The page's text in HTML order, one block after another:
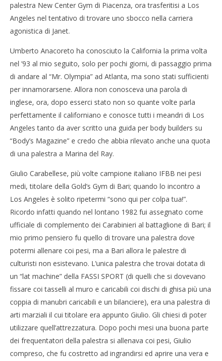
palestra New Center Gym di Piacenza, ora trasferitisi a Los
Angeles nel tentativo di trovare uno sbocco nella carriera
agonistica di Janet.
Umberto Anacoreto ha conosciuto la California la prima volta
nel ’93 al mio seguito, solo per pochi giorni, di passaggio prima
di andare al “Mr. Olympia” ad Atlanta, ma sono stati sufficienti
per innamorarsene. Allora non conosceva una parola di
inglese, ora, dopo esserci stato non so quante volte parla
perfettamente il californiano e conosce tutti i meandri di Los
Angeles tanto da aver scritto una guida per body builders su
“Body’s Magazine” e credo che abbia rilevato anche una quota
di una palestra a Marina del Ray.
Giulio Carabellese, più volte campione italiano IFBB nei pesi
medi, titolare della Gold’s Gym di Bari; quando lo incontro a
Los Angeles è solito ripetermi “sono qui per colpa tua!”.
Ricordo infatti quando nel lontano 1982 fui assegnato come
ufficiale di complemento dei Carabinieri al battaglione di Bari; il
mio primo pensiero fu quello di trovare una palestra dove
potermi allenare coi pesi, ma a Bari allora le palestre di
culturisti non esistevano. L’unica palestra che trovai dotata di
un “lat machine” della FASSI SPORT (di quelli che si dovevano
fissare coi tasselli al muro e caricabili coi dischi di ghisa più una
coppia di manubri caricabili e un bilanciere), era una palestra di
arti marziali il cui titolare era appunto Giulio. Gli chiesi di poter
utilizzare quell’attrezzatura. Dopo pochi mesi una buona parte
dei frequentatori della palestra si allenava coi pesi, Giulio
compreso, che fu costretto ad ingrandirsi ed aprire una vera e